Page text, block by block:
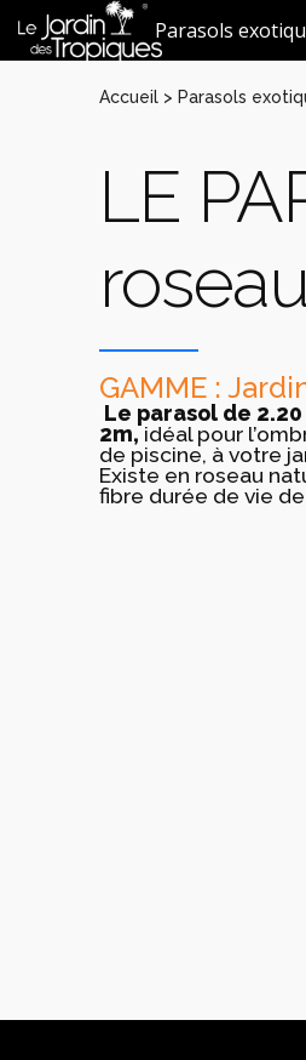
Aller
au
contenu
Parasols
Accueil > Parasols
LE
GAMME :
Le parasol de
2m,idéal pour
de piscine, à votre
Existe en roseau
fibre durée de vie